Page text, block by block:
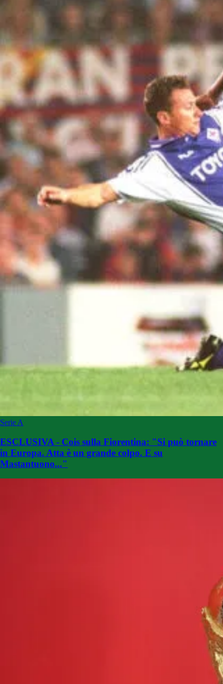
Serie A
ESCLUSIVA - Cois sulla Fiorentina: "Si può tornare
in Europa. Atta è un grande colpo. E su
Mastantuono..."